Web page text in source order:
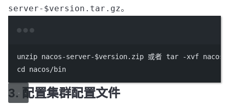
server-$version.tar.gz。
unzip nacos-server-$version.zip 或者 tar -xvf
cd
nacos/bin
3. 配置集群配置文件